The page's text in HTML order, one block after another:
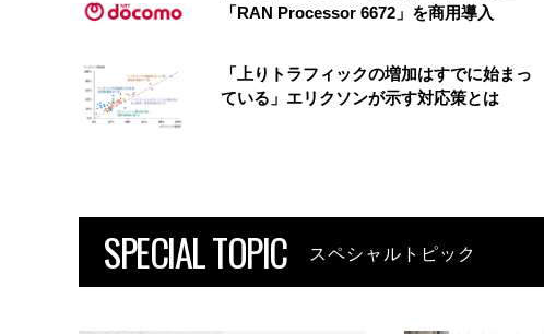
「RAN Processor 6672」を商用導入
「上りトラフィックの増加はすでに始まっ
ている」エリクソンが示す対応策とは
SPECIAL TOPIC スペシャルトピック